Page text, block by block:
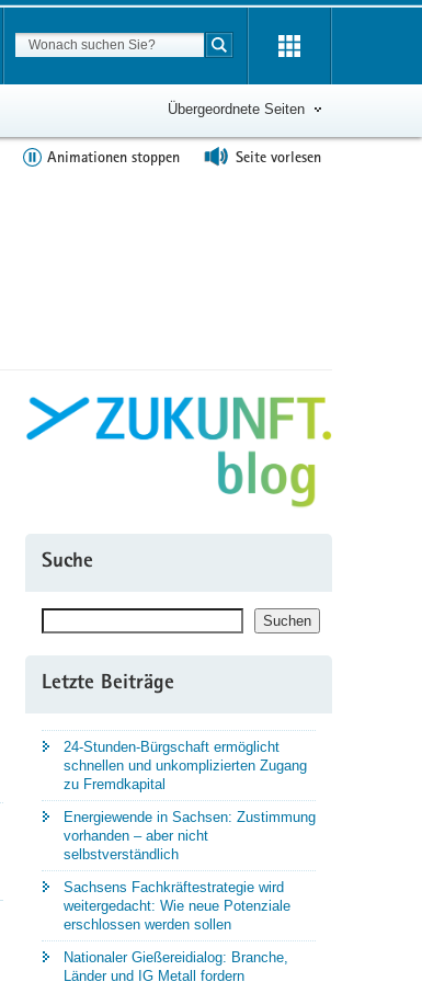
Suchbegriff
Suche starten
Übergeordnete Seiten
Animationen stoppen Seite vorlesen
Suche
Suchen Suchen
Letzte Beiträge
24-Stunden-Bürgschaft ermöglicht
schnellen und unkomplizierten Zugang
zu Fremdkapital
Energiewende in Sachsen: Zustimmung
vorhanden – aber nicht
selbstverständlich
Sachsens Fachkräftestrategie wird
weitergedacht: Wie neue Potenziale
erschlossen werden sollen
Nationaler Gießereidialog: Branche,
Länder und IG Metall fordern